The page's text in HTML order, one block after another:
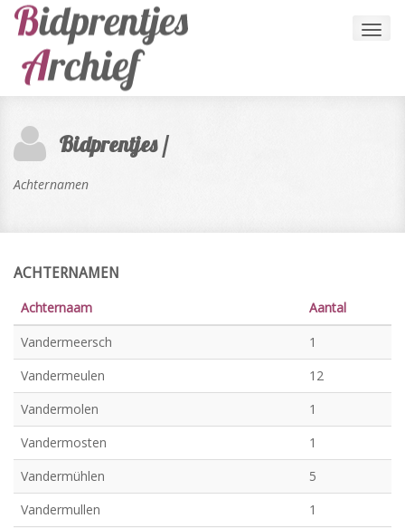
Bidprentjes /
Achternamen
ACHTERNAMEN
Achternaam
Aantal
Vandermeersch
1
Vandermeulen
12
Vandermolen
1
Vandermosten
1
Vandermühlen
5
Vandermullen
1